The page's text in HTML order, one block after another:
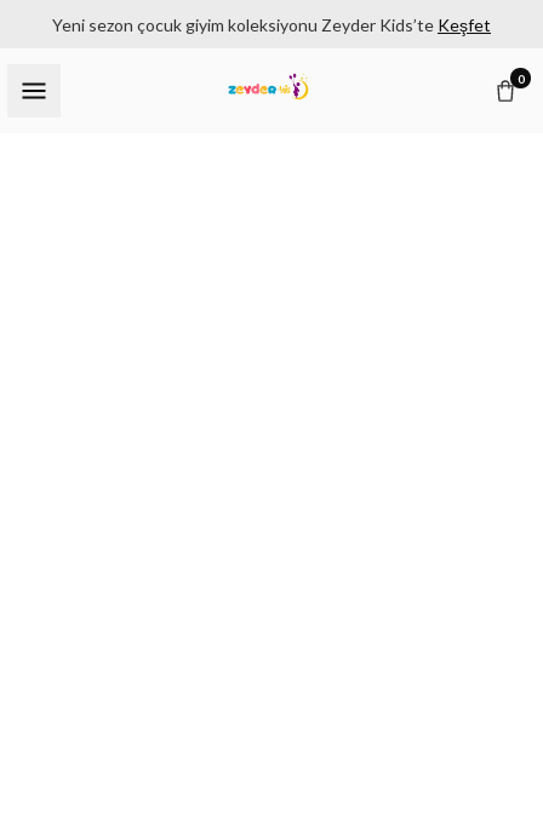
Yeni sezon çocuk giyim koleksiyonu Zeyder Kids’te Keşfet
0